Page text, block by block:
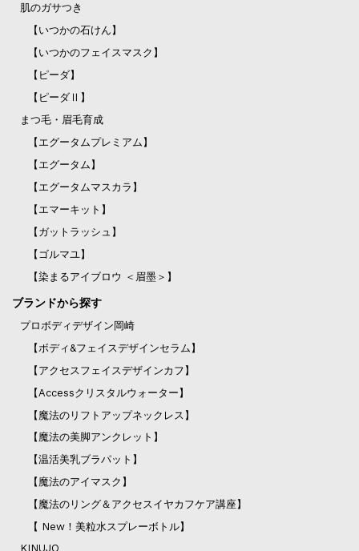
肌のガサつき
【いつかの石けん】
【いつかのフェイスマスク】
【ピーダ】
【ピーダⅡ】
まつ毛・眉毛育成
【エグータムプレミアム】
【エグータム】
【エグータムマスカラ】
【エマーキット】
【ガットラッシュ】
【ゴルマユ】
【染まるアイブロウ ＜眉墨＞】
ブランドから探す
プロボディデザイン岡崎
【ボディ&フェイスデザインセラム】
【アクセスフェイスデザインカフ】
【Accessクリスタルウォーター】
【魔法のリフトアップネックレス】
【魔法の美脚アンクレット】
【温活美乳ブラパット】
【魔法のアイマスク】
【魔法のリング＆アクセスイヤカフケア講座】
【 New！美粒水スプレーボトル】
KINUJO